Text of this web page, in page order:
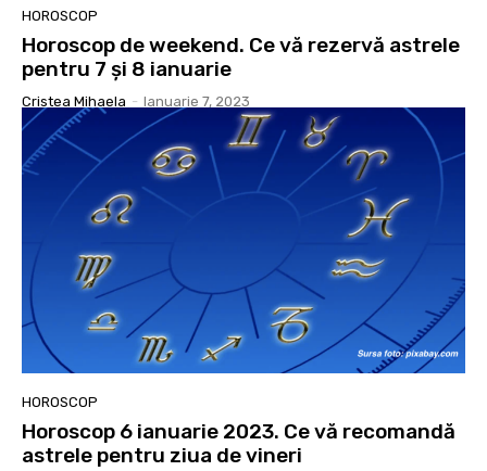
HOROSCOP
Horoscop de weekend. Ce vă rezervă astrele
pentru 7 și 8 ianuarie
Cristea Mihaela - Ianuarie 7, 2023
HOROSCOP
Horoscop 6 ianuarie 2023. Ce vă recomandă
astrele pentru ziua de vineri